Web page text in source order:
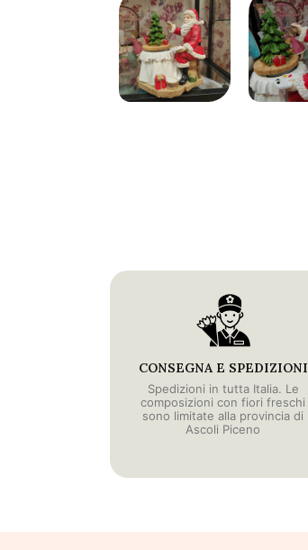
CONSEGNA E SPEDIZIONI
Spedizioni in tutta Italia. Le
composizioni con fiori freschi
sono limitate alla provincia di
Ascoli Piceno